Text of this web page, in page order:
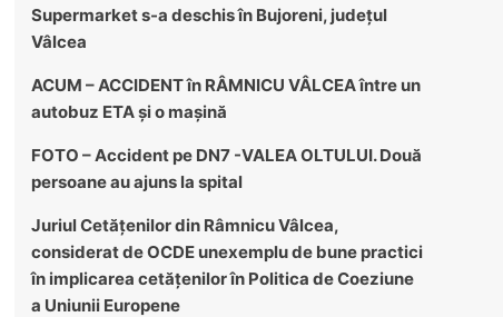
Supermarket s-a deschis în Bujoreni, județul
Vâlcea
ACUM – ACCIDENT în RÂMNICU VÂLCEA între un
autobuz ETA și o mașină
FOTO – Accident pe DN7 -VALEA OLTULUI. Două
persoane au ajuns la spital
Juriul Cetățenilor din Râmnicu Vâlcea,
considerat de OCDE unexemplu de bune practici
în implicarea cetățenilor în Politica de Coeziune
a Uniunii Europene